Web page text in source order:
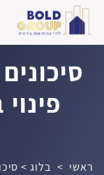
ראשי > בלוג>